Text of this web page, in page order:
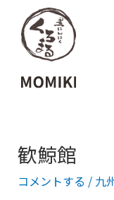
歓鯨館
コメントする / 九